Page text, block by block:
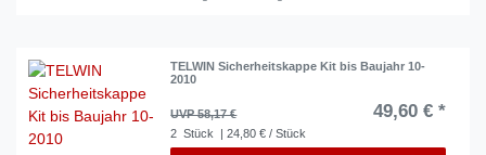
TELWIN Sicherheitskappe Kit bis Baujahr 10-
2010
UVP 58,17 € 49,60 € *
2 Stück | 24,80 € / Stück